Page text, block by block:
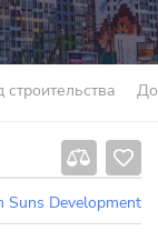
строительства
Suns Development